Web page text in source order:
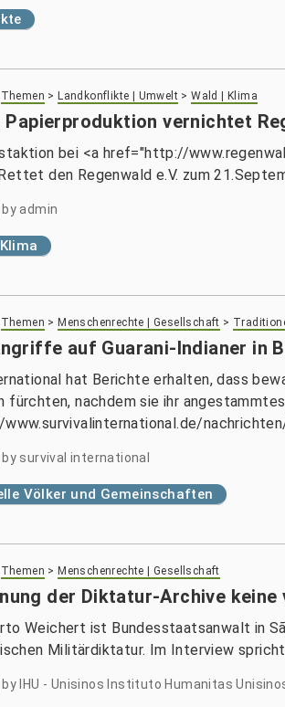
Themen > Landkonflikte | Umwelt >Wald | Klima
Papierproduktion vernichtet
bei <a href="http://
den Regenwald e.V. zum
byadmin
Themen > Menschenrechte | Gesellschaft >
auf Guarani-Indianer in
hat Berichte erhalten, dass
fürchten, nachdem sie ihr
by survival international
Völker und Gemeinschaften
Themen > Menschenrechte | Gesellschaft
der Diktatur-Archive
Weichert ist Bundesstaatsanwalt in
Militärdiktatur. Im Interview
by IHU - Unisinos Instituto Humanitas